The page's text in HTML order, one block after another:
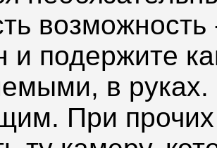
возможность
и подержите
в руках.
При прочих